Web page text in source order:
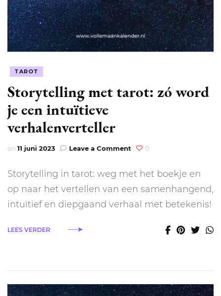
TAROT
Storytelling met tarot: zó word
je een intuïtieve
verhalenverteller
on 11 juni 2023 Leave a Comment on
tarot:
zó
je
verhalenverteller
0
Storytelling in tarot: weg met het boekje en
op naar het vertellen van een samenhangend,
intuïtief en diepgaand verhaal met betekenis!
LEES VERDER